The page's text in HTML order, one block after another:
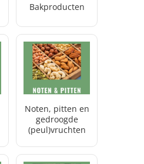
Bakproducten
Noten, pitten en
gedroogde
(peul)vruchten